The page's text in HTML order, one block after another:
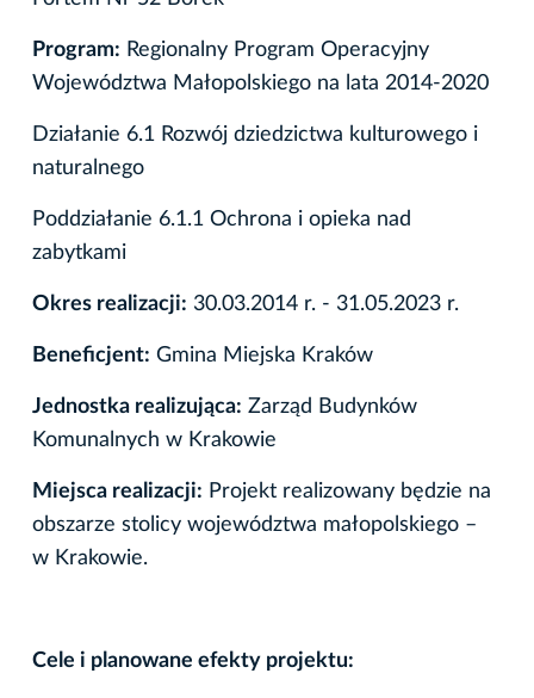
Program: Regionalny Program Operacyjny
Województwa Małopolskiego na lata 2014-2020
Działanie 6.1 Rozwój dziedzictwa kulturowego i
naturalnego
Poddziałanie 6.1.1 Ochrona i opieka nad
zabytkami
Okres realizacji: 30.03.2014 r. - 31.05.2023 r.
Beneficjent: Gmina Miejska Kraków
Jednostka realizująca: Zarząd Budynków
Komunalnych w Krakowie
Miejsca realizacji: Projekt realizowany będzie na
obszarze stolicy województwa małopolskiego –
w Krakowie.
Cele i planowane efekty projektu: